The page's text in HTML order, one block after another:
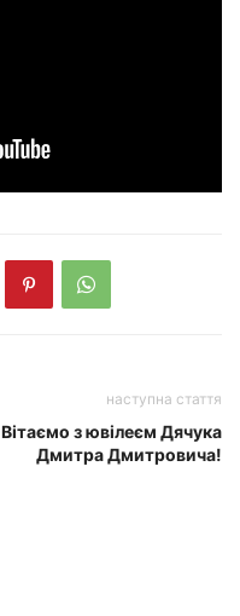
наступна стаття
Вітаємо з ювілеєм Дячука
Дмитра Дмитровича!